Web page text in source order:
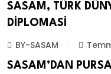
ETKINLIKLER
SASAM, TÜRK
DİPLOMASİ
BY-SASAM
ETKINLIKLER
SASAM’DAN